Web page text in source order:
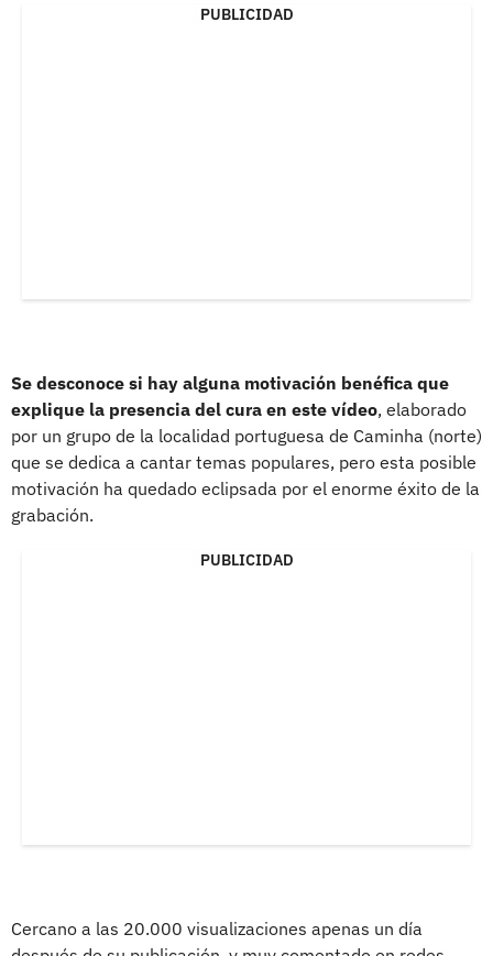
PUBLICIDAD
Se desconoce si hay alguna motivación benéfica que
explique la presencia del cura en este vídeo, elaborado
por un grupo de la localidad portuguesa de Caminha (norte)
que se dedica a cantar temas populares, pero esta posible
motivación ha quedado eclipsada por el enorme éxito de la
grabación.
PUBLICIDAD
Cercano a las 20.000 visualizaciones apenas un día